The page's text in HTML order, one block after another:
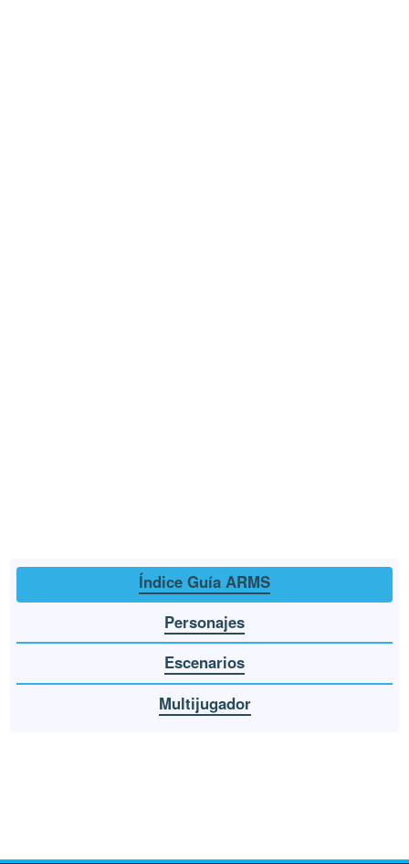
Índice Guía ARMS
Personajes
Escenarios
Multijugador